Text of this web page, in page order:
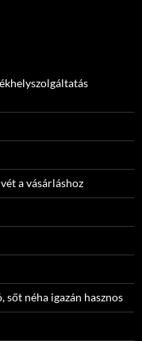
a vásárláshoz
néha igazán hasznos